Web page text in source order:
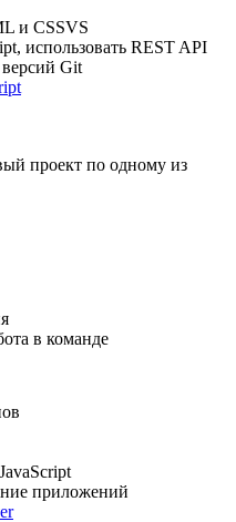
и CSS VS
использовать REST API
Git
проект по одному из
в команде
приложений